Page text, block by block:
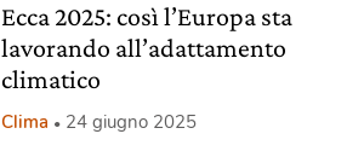
Ecca 2025: così l’Europa sta
lavorando all’adattamento
climatico
Clima 24 giugno 2025